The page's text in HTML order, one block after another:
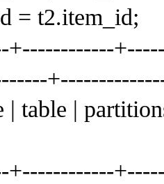
= t2.item_id;
+------------
| table |
+------------